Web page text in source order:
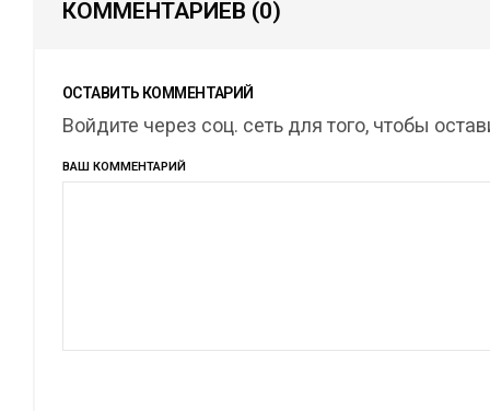
КОММЕНТАРИЕВ (0)
ОСТАВИТЬ КОММЕНТАРИЙ
Войдите через соц. сеть для того, чтобы
ВАШ КОММЕНТАРИЙ